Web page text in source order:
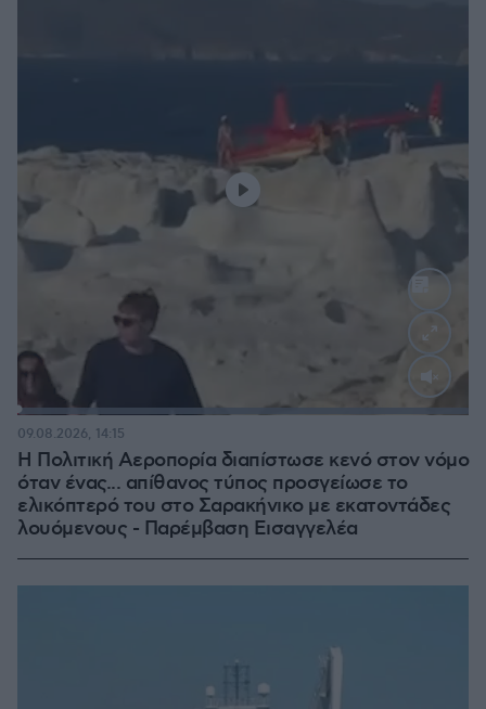
:
Η Πολιτική Αεροπορία διαπίστωσε κενό στον νόμο
όταν ένας... απίθανος τύπος προσγείωσε το
ελικόπτερό του στο Σαρακήνικο με εκατοντάδες
λουόμενους - Παρέμβαση Εισαγγελέα
09.08.2026, 14:15